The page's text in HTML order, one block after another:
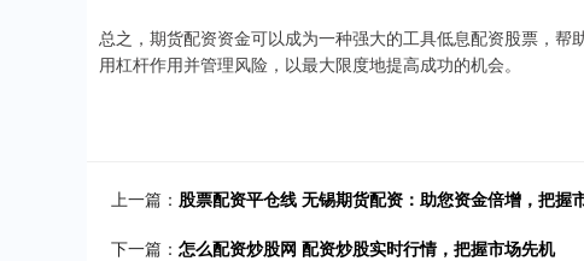
总之，期货配资资金可以成为一种强大的工具低息配资股票，
用杠杆作用并管理风险，以最大限度地提高成功的机会。
上一篇： 股票配资平仓线 无锡期货配资：助您资金倍增，把握
下一篇： 怎么配资炒股网 配资炒股实时行情，把握市场先机